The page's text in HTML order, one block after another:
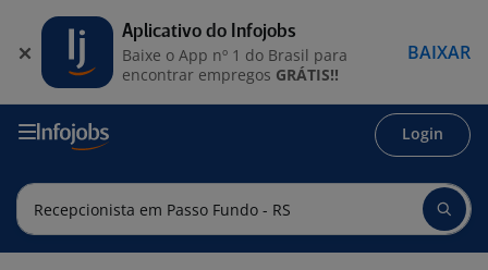
Login
Aplicativo do Infojobs
Baixe o App nº 1 do Brasil para
encontrar empregos GRÁTIS!!
BAIXAR